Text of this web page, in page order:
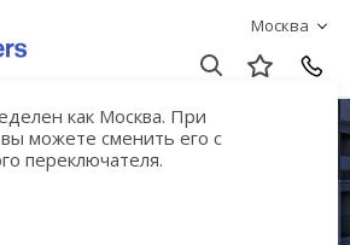
Москва
как Москва. При
можете сменить его с
переключателя.
сад
страницу гостиничного